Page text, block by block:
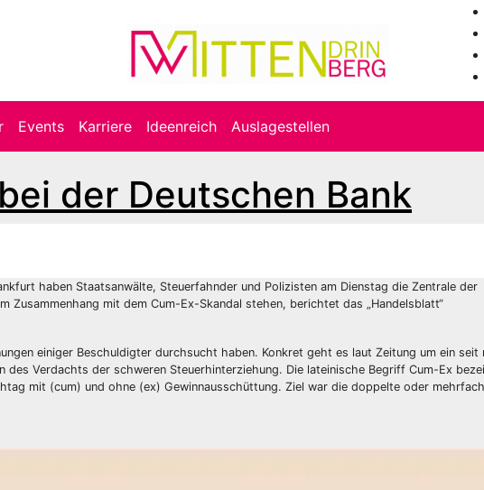
Events Karriere Ideenreich
Auslagestellen
der Deutschen Bank
haben Staatsanwälte, Steuerfahnder und Polizisten am Dienstag die Zentrale der
Zusammenhang mit dem Cum-Ex-Skandal stehen, berichtet das „Handelsblatt“
einiger Beschuldigter durchsucht haben. Konkret geht es laut Zeitung um ein seit
Verdachts der schweren Steuerhinterziehung. Die lateinische Begriff Cum-Ex
mit (cum) und ohne (ex) Gewinnausschüttung. Ziel war die doppelte oder